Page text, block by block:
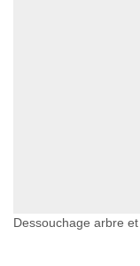
Dessouchage arbre